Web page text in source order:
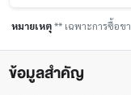
หมายเหตุ** เฉพาะการซื้อข
ข้อมูลสำคัญ